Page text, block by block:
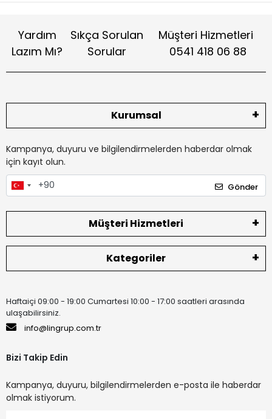
Yardım
Lazım Mı?
Sıkça Sorulan
Sorular
Müşteri Hizmetleri
0541 418 06 88
Kurumsal
Kampanya, duyuru ve bilgilendirmelerden haberdar olmak
için kayıt olun.
Gönder
Müşteri Hizmetleri
Kategoriler
Haftaiçi 09:00 - 19:00 Cumartesi 10:00 - 17:00 saatleri arasında
ulaşabilirsiniz.
info@lingrup.com.tr
Bizi Takip Edin
Kampanya, duyuru, bilgilendirmelerden e-posta ile haberdar
olmak istiyorum.